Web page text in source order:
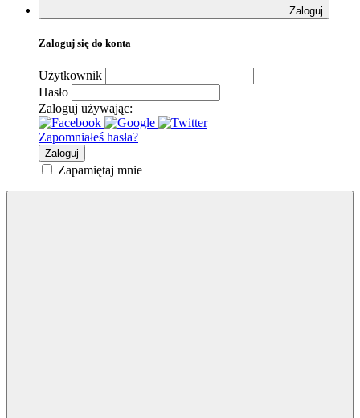
Zaloguj
Zaloguj się do konta
Użytkownik
Hasło
Zaloguj używając:
Zapomniałeś hasła?
Zaloguj
Zapamiętaj mnie